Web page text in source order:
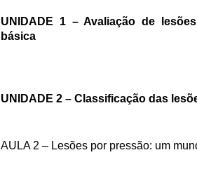
UNIDADE 1 – Avaliação de
básica
UNIDADE 2 – Classificação das
AULA 2 – Lesões por pressão: um